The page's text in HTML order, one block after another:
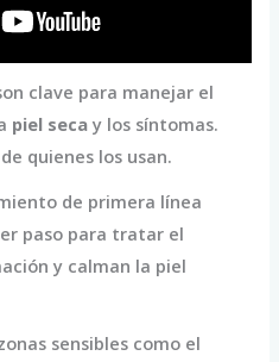
clave para manejar el
piel seca y los síntomas.
quienes los usan.
de primera línea
paso para tratar el
y calman la piel
sensibles como el